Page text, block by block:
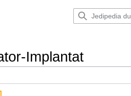
Implantat